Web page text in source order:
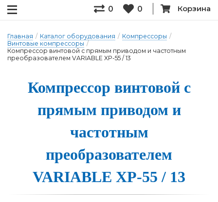
0 0 Корзина
Главная / Каталог оборудования / Компрессоры /
Винтовые компрессоры /
Компрессор винтовой с прямым приводом и частотным
преобразователем VARIABLE XP-55 / 13
Компрессор вин­то­вой с
пря­мым при­во­дом и
час­тотным
пре­об­ра­зо­ва­те­лем
VARIABLE XP-55 / 13